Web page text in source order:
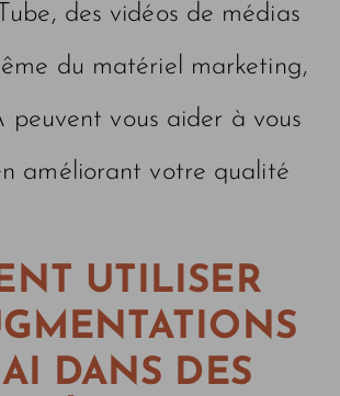
des vidéos de médias
du matériel marketing,
peuvent vous aider à vous
améliorant votre qualité
UTILISER
DANS DES